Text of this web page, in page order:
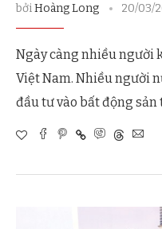
bởiHoàng Long 20/03/
Ngày càng nhiều người
Việt Nam. Nhiều người
đầu tư vào bất động sản